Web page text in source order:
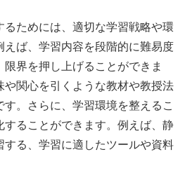
ためには、適切な学習戦略や環
えば、学習内容を段階的に難易度
界を押し上げることができま
や関心を引くような教材や教授法
。さらに、学習環境を整えるこ
することができます。例えば、静
する、学習に適したツールや資料